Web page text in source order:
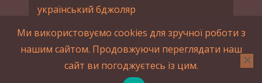
український бджоляр
Ганна ЧеркаськадоПетро Франко
2015-2023 © UAHistory Всі права застережено.
Ми використовуємо cookies для зручної роботи з
нашим сайтом. Продовжуючи переглядати наш
сайт ви погоджуєтесь із цим.